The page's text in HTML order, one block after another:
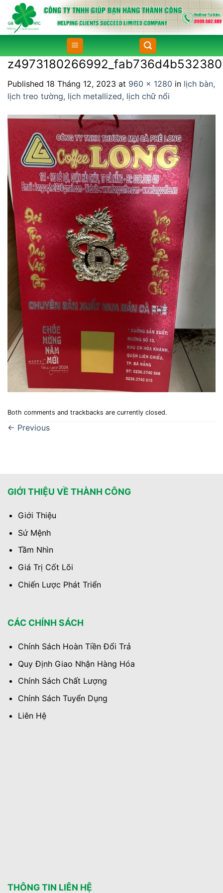
Skip
content
Published 18 Tháng 12, 2023 at 960 × 1280 in lịch bàn,
lịch treo tường, lịch metallized, lịch chữ nổi
Both comments and trackbacks are currently closed.
← Previous
GIỚI THIỆU VỀ THÀNH CÔNG
Giới Thiệu
Sứ Mệnh
Tầm Nhìn
Giá Trị Cốt Lõi
Chiến Lược Phát Triển
CÁC CHÍNH SÁCH
Chính Sách Hoàn Tiền Đổi Trả
Quy Định Giao Nhận Hàng Hóa
Chính Sách Chất Lượng
Chính Sách Tuyển Dụng
Liên Hệ
THÔNG TIN LIÊN HỆ